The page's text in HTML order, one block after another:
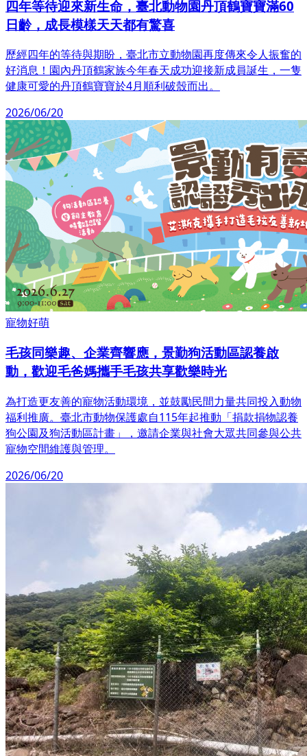
四年等待迎來新生命，臺北動物園丹頂鶴寶寶滿60
日齡，成長模樣天天都有驚喜
歷經四年的等待與期盼，臺北市立動物園再度傳來令人振奮的
好消息！園內丹頂鶴家族今年春天成功迎接新成員誕生，一隻
健康可愛的丹頂鶴寶寶於4月順利破殼而出。
2026/06/20
寵物好萌
毛孩同樂趣、企業齊響應，景勤狗活動區認養啟
動，歡迎毛爸媽攜手毛孩共享歡樂時光
為打造更友善的寵物活動環境，並鼓勵民間力量共同投入動物
福利推廣。臺北市動物保護處自115年起推動「捐款捐物認養
狗公園及狗活動區計畫」，邀請企業與社會大眾共同參與公共
寵物空間維護與管理。
2026/06/20